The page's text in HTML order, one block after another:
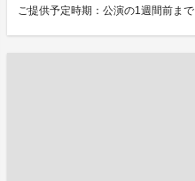
ご提供予定時期：公演の1週間前まで